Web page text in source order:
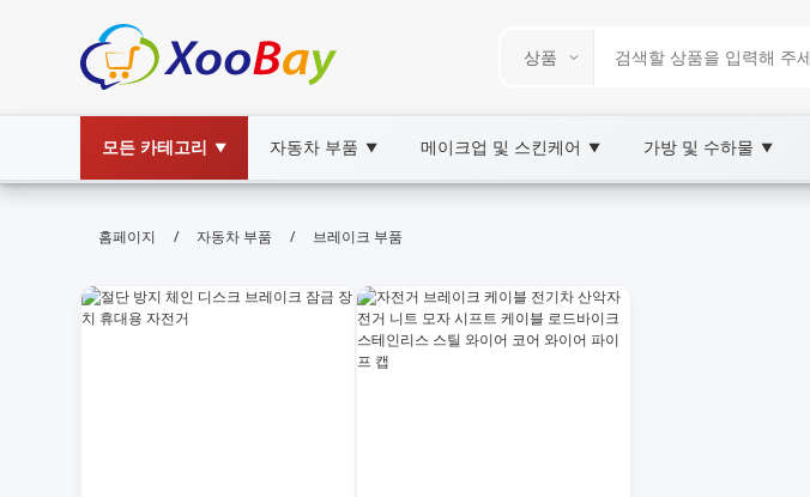
모든 카테고리 ▼ 자동차 부품 ▼ 메이크업 및 스킨케어 ▼ 가방 및 수하물 ▼
브레이크 부품 | XOOBAY B2B/B2C Marketplace
브레이크 부품에 대한 신뢰할 수 있는 정보와 구매가이드 제공합니다. 디스크 브레이크, 패드, 호
홈페이지 / 자동차 부품 / 브레이크 부품